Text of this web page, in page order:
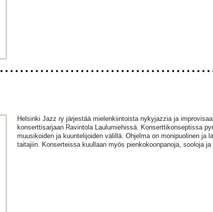
Helsinki Jazz ry järjestää mielenkiintoista nykyjazzia ja
konserttisarjaan Ravintola Laulumiehissä. Konserttikonseptissa
muusikoiden ja kuuntelijoiden välillä. Ohjelma on monipuolinen ja
taitajiin. Konserteissa kuullaan myös pienkokoonpanoja, sooloja ja